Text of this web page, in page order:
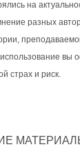
на
разных
вы
страх и риск.